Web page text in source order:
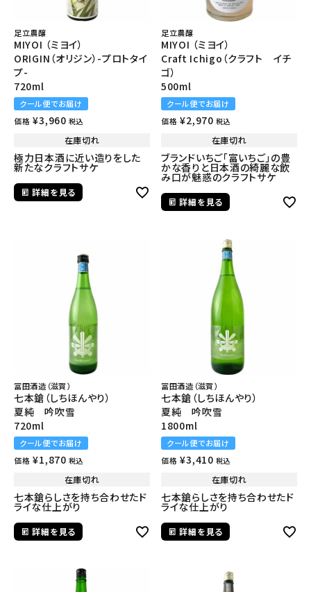
足立農醸
MIYOI （ミヨイ）
ORIGIN（オリジン）-プロトタイ
プ-
720ml
クール便でお届け
価格 ¥3,960 税込
在庫切れ
極力日本酒に近い造りをした
新たなクラフトサケ
詳細を見る
足立農醸
MIYOI （ミヨイ）
Craft Ichigo（クラフト イチ
ゴ）
500ml
クール便でお届け
価格 ¥2,970 税込
在庫切れ
ブランドいちご「富いちご」の豊
かな香りと日本酒の綺麗な飲
み口が魅惑のクラフトサケ
詳細を見る
冨田酒造（滋賀）
七本鎗（しちほんやり）
夏純 吟吹雪
720ml
クール便でお届け
価格 ¥1,870 税込
在庫切れ
七本鎗らしさを持ち合わせたド
ライな仕上がり
詳細を見る
冨田酒造（滋賀）
七本鎗（しちほんやり）
夏純 吟吹雪
1800ml
クール便でお届け
価格 ¥3,410 税込
在庫切れ
七本鎗らしさを持ち合わせたド
ライな仕上がり
詳細を見る